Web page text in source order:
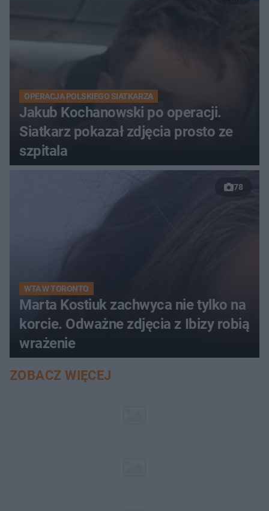
OPERACJA POLSKIEGO SIATKARZA
Jakub Kochanowski po operacji.
Siatkarz pokazał zdjęcia prosto ze
szpitala
78
WTA W TORONTO
Marta Kostiuk zachwyca nie tylko na
korcie. Odważne zdjęcia z Ibizy robią
wrażenie
ZOBACZ WIĘCEJ